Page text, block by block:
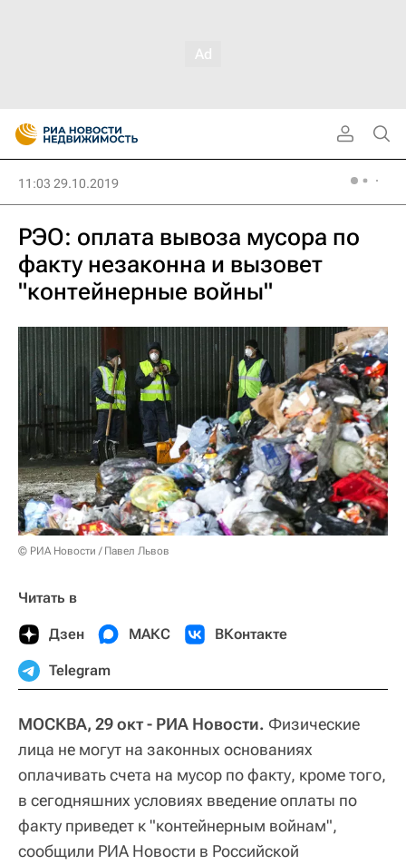
11:03 29.10.2019
РЭО: оплата вывоза мусора по
факту незаконна и вызовет
"контейнерные войны"
© РИА Новости / Павел Львов
Читать в
Дзен МАКС ВКонтакте
Telegram
МОСКВА, 29 окт - РИА Новости. Физические
лица не могут на законных основаниях
оплачивать счета на мусор по факту, кроме того,
в сегодняшних условиях введение оплаты по
факту приведет к "контейнерным войнам",
сообщили РИА Новости в Российской